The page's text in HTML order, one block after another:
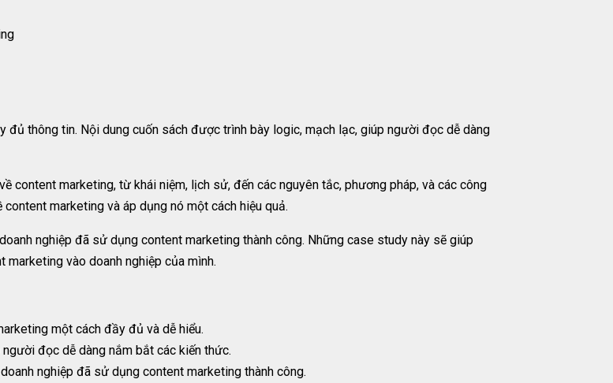
đủ thông tin. Nội dung cuốn sách được trình bày logic, mạch lạc, giúp người đọc dễ dàng
content marketing, từ khái niệm, lịch sử, đến các nguyên tắc, phương pháp, và các công
marketing và áp dụng nó một cách hiệu quả.
nghiệp đã sử dụng content marketing thành công. Những case study này sẽ giúp
vào doanh nghiệp của mình.
một cách đầy đủ và dễ hiểu.
đọc dễ dàng nắm bắt các kiến thức.
nghiệp đã sử dụng content marketing thành công.